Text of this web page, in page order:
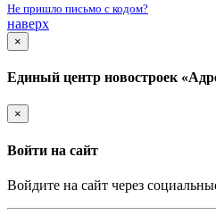
Не пришло письмо с кодом?
наверх
×
Единый центр новостроек
×
Войти на сайт
Войдите на сайт через